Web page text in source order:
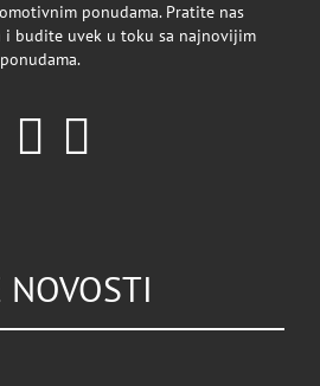
ponudama. Pratite nas
i budite uvek u toku sa najnovijim
NOVOSTI